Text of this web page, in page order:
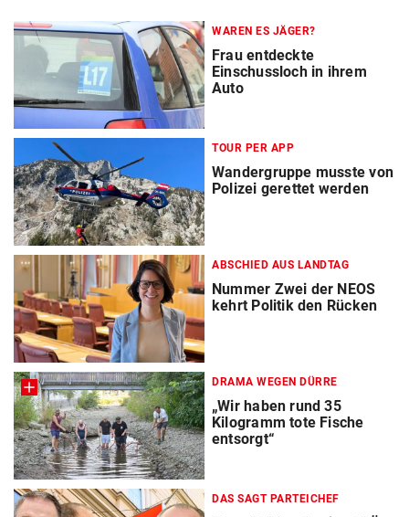
WAREN ES JÄGER?
Frau entdeckte
Einschussloch in ihrem
Auto
TOUR PER APP
Wandergruppe musste von
Polizei gerettet werden
ABSCHIED AUS LANDTAG
Nummer Zwei der NEOS
kehrt Politik den Rücken
DRAMA WEGEN DÜRRE
„Wir haben rund 35
Kilogramm tote Fische
entsorgt“
DAS SAGT PARTEICHEF